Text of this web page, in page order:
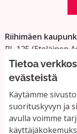
Tietoa
evästeistä
Käytämme
suorituskyvyn ja
avulla voimme
Riihimäen
PL 125 (Eteläinen
11101 Riihimäki
Vaihde: 019 758 4000
Yhteystiedot ja